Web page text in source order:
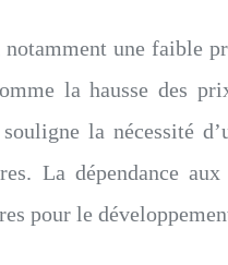
une faible
la hausse des
la nécessité
La dépendance
pour le